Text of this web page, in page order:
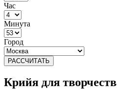
Час
Минута
Город
РАССЧИТАТЬ
Крийя для